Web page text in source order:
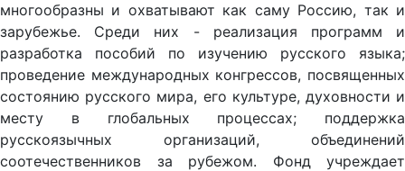
многообразны и охватывают как саму Россию, так и
зарубежье. Среди них - реализация программ и
разработка пособий по изучению русского языка;
проведение международных конгрессов, посвященных
состоянию русского мира, его культуре, духовности и
месту в глобальных процессах; поддержка
русскоязычных организаций, объединений
соотечественников за рубежом. Фонд учреждает